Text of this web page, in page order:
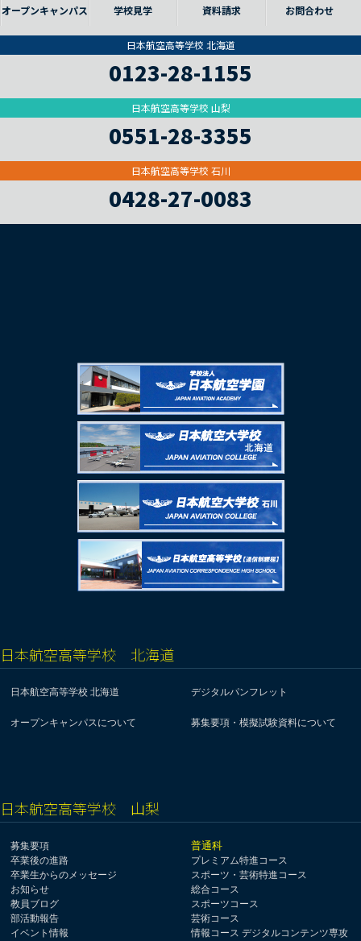
オープンキャンパス 学校見学 資料請求 お問合わせ
日本航空高等学校 北海道
0123-28-1155
日本航空高等学校 山梨
0551-28-3355
日本航空高等学校 石川
0428-27-0083
日本航空高等学校 北海道
日本航空高等学校 北海道 デジタルパンフレット
オープンキャンパスについて 募集要項・模擬試験資料について
日本航空高等学校 山梨
募集要項
卒業後の進路
卒業生からのメッセージ
お知らせ
教員ブログ
部活動報告
イベント情報
普通科
プレミアム特進コース
スポーツ・芸術特進コース
総合コース
スポーツコース
芸術コース
情報コース デジタルコンテンツ専攻